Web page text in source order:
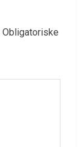
Obligatoriske